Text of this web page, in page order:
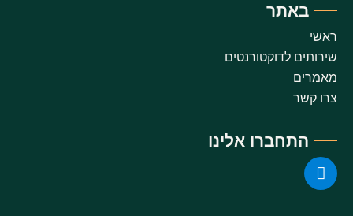
באתר
ראשי
שירותים לדוקטורנטים
מאמרים
צרו קשר
התחברו אלינו